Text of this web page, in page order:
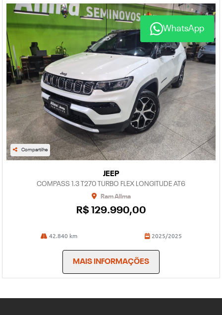
Compartilhe
JEEP
COMPASS 1.3 T270 TURBO FLEX LONGITUDE AT6
Ram Allma
R$ 129.990,00
42.840 km 2025/2025
MAIS INFORMAÇÕES
WhatsApp